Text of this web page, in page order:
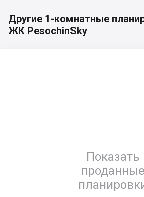
Другие 1-комнатные
ЖК PesochinSky
Показать
проданные